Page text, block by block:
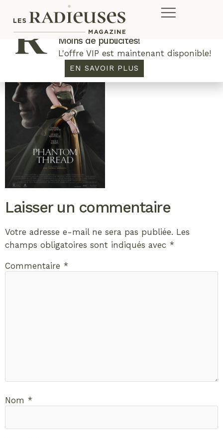
Laisser un commentaire
Votre adresse e-mail ne sera pas publiée. Les
champs obligatoires sont indiqués avec *
Commentaire *
Nom *
Plus de concours. Plus de rabais.
Moins de publicités!
L'offre VIP est maintenant disponible!
EN SAVOIR PLUS